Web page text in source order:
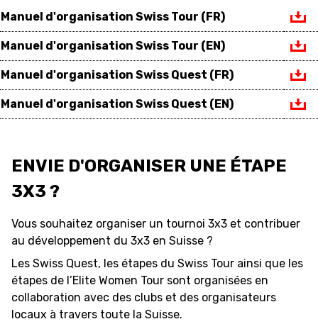
3X3
YOUTH
MINI BASKET
FORMAZIONE
GAMES
NEWS CENTER
SWISS BASKETBALL
TV
SWISS BASKETBALL
Manuel d'organisation Swiss Tour (FR)
Manuel d'organisation Swiss Tour (EN)
Manuel d'organisation Swiss Quest (FR)
Manuel d'organisation Swiss Quest (EN)
ENVIE D'ORGANISER UNE ÉTAPE
3X3 ?
Vous souhaitez organiser un tournoi 3x3 et contribuer
au développement du 3x3 en Suisse ?
Les Swiss Quest, les étapes du Swiss Tour ainsi que les
étapes de l’Elite Women Tour sont organisées en
collaboration avec des clubs et des organisateurs
locaux à travers toute la Suisse.